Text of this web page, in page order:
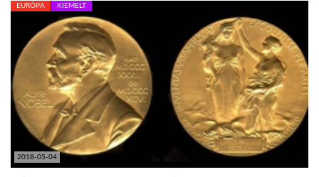
DOBRAVERO.HU
LATIMO.HU
GLOBOBOOK
2018-05-04
EURÓPA KIEMELT